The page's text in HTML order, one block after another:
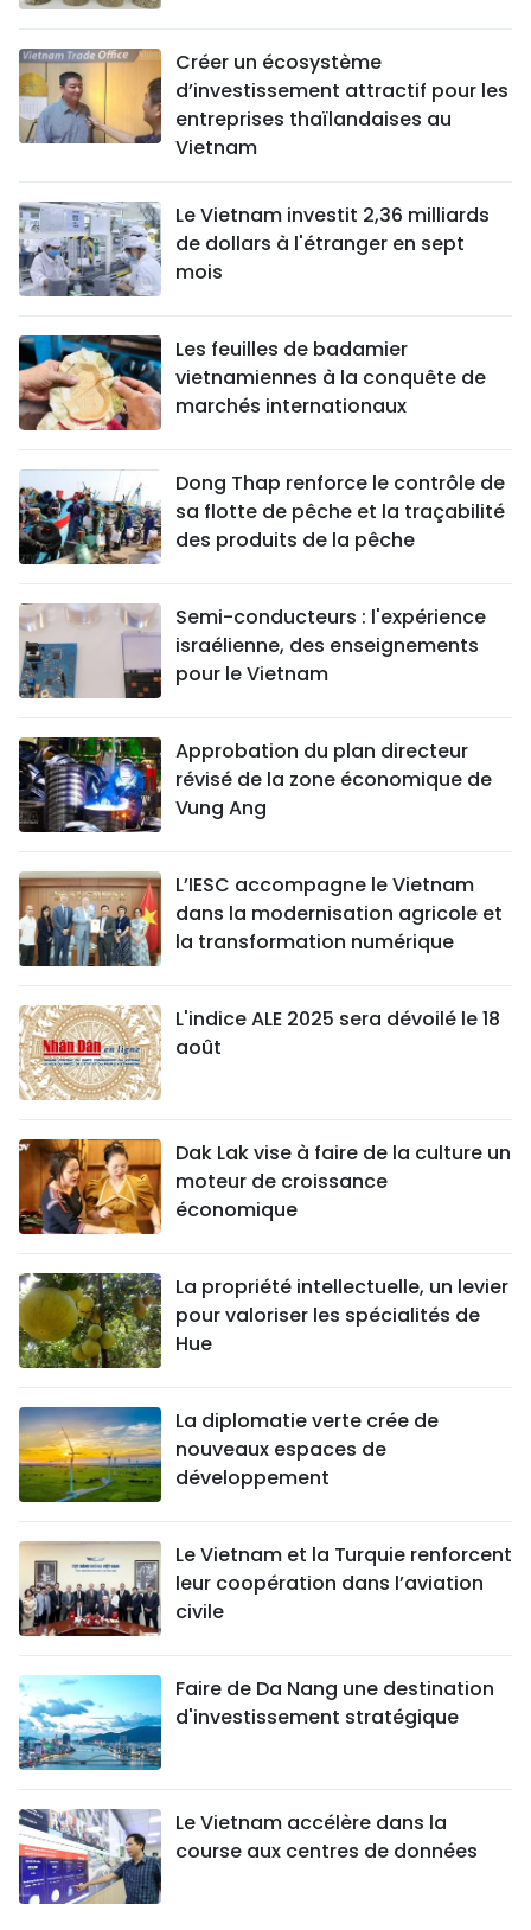
Créer un écosystème
d’investissement attractif pour les
entreprises thaïlandaises au
Vietnam
Le Vietnam investit 2,36 milliards
de dollars à l'étranger en sept
mois
Les feuilles de badamier
vietnamiennes à la conquête de
marchés internationaux
Dong Thap renforce le contrôle de
sa flotte de pêche et la traçabilité
des produits de la pêche
Semi-conducteurs : l'expérience
israélienne, des enseignements
pour le Vietnam
Approbation du plan directeur
révisé de la zone économique de
Vung Ang
L’IESC accompagne le Vietnam
dans la modernisation agricole et
la transformation numérique
L'indice ALE 2025 sera dévoilé le 18
août
Dak Lak vise à faire de la culture un
moteur de croissance
économique
La propriété intellectuelle, un levier
pour valoriser les spécialités de
Hue
La diplomatie verte crée de
nouveaux espaces de
développement
Le Vietnam et la Turquie renforcent
leur coopération dans l’aviation
civile
Faire de Da Nang une destination
d'investissement stratégique
Le Vietnam accélère dans la
course aux centres de données